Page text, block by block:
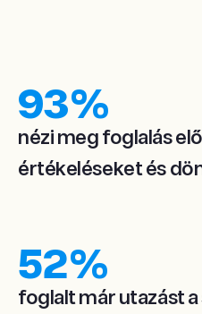
93%
nézi meg foglalás
értékeléseket és
52%
foglalt már utazást